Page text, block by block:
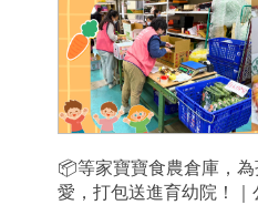
📦等家寶寶食農倉庫，
愛，打包送進育幼院！｜